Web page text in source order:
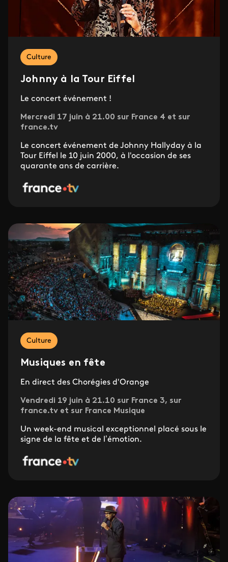
Culture
Johnny à la Tour Eiffel
Le concert événement !
Mercredi 17 juin à 21.00 sur France 4 et sur
france.tv
Le concert événement de Johnny Hallyday à la
Tour Eiffel le 10 juin 2000, à l'occasion de ses
quarante ans de carrière.
Culture
Musiques en fête
En direct des Chorégies d'Orange
Vendredi 19 juin à 21.10 sur France 3, sur
france.tv et sur France Musique
Un week-end musical exceptionnel placé sous le
signe de la fête et de l’émotion.